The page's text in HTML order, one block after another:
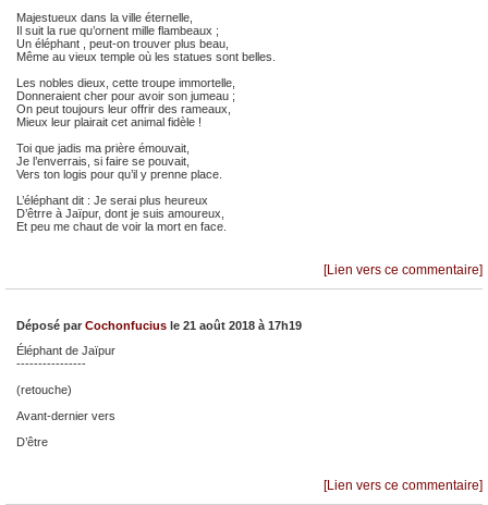
Majestueux dans la ville éternelle,
Il suit la rue qu’ornent mille flambeaux ;
Un éléphant , peut-on trouver plus beau,
Même au vieux temple où les statues sont belles.
Les nobles dieux, cette troupe immortelle,
Donneraient cher pour avoir son jumeau ;
On peut toujours leur offrir des rameaux,
Mieux leur plairait cet animal fidèle !
Toi que jadis ma prière émouvait,
Je l’enverrais, si faire se pouvait,
Vers ton logis pour qu’il y prenne place.
L’éléphant dit : Je serai plus heureux
D’êtrre à Jaïpur, dont je suis amoureux,
Et peu me chaut de voir la mort en face.
[Lien vers ce commentaire]
Déposé par Cochonfucius le 21 août 2018 à 17h19
Éléphant de Jaïpur
----------------
(retouche)
Avant-dernier vers
D’être
[Lien vers ce commentaire]